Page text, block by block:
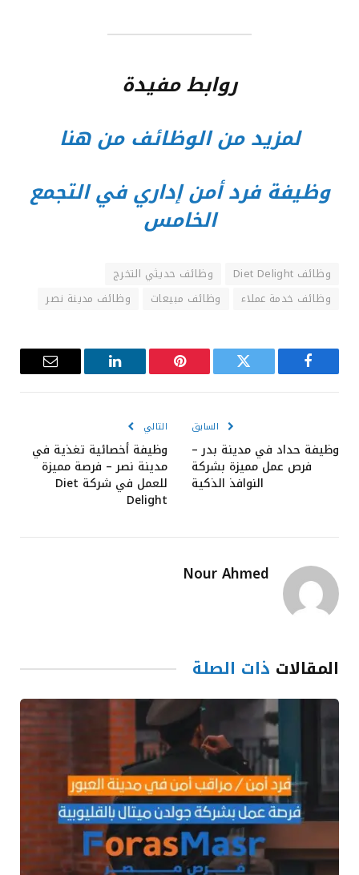
روابط مفيدة
لمزيد من الوظائف من هنا
وظيفة فرد أمن إداري في التجمع
الخامس
وظائف Diet Delight
وظائف حديثي التخرج
وظائف خدمة عملاء
وظائف مبيعات وظائف مدينة نصر
فيسبوك تويتر بينتيريست لينكدإن
البريد
السابق
وظيفة حداد في مدينة بدر –
فرص عمل مميزة بشركة
النوافذ الذكية
التالي
وظيفة أخصائية تغذية في
مدينة نصر – فرصة مميزة
للعمل في شركة Diet
Delight
Nour Ahmed
المقالات ذات الصلة